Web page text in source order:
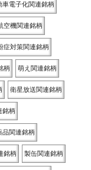
車電子化関連銘柄
空機関連銘柄
症対策関連銘柄
柄 萌え関連銘柄
衛星放送関連銘柄
銘柄
品関連銘柄
銘柄 製缶関連銘柄